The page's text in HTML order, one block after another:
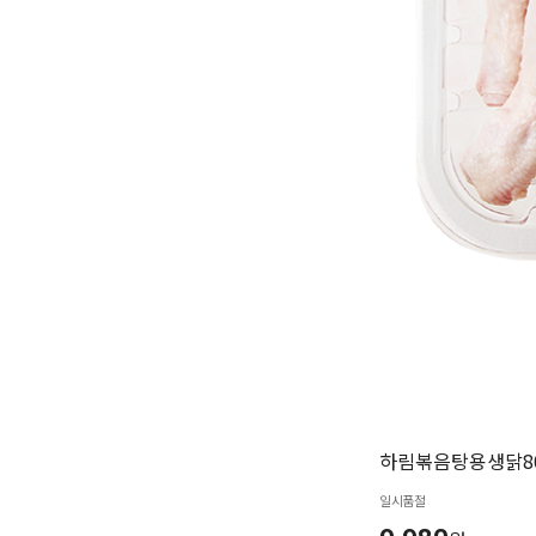
하림볶음탕용생닭
일시품절